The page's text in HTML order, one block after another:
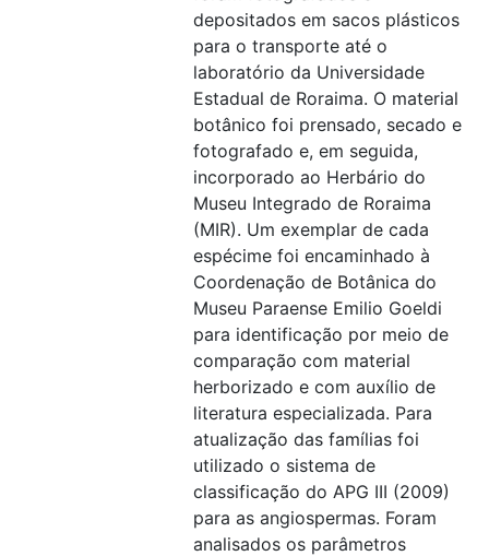
depositados em sacos plásticos
para o transporte até o
laboratório da Universidade
Estadual de Roraima. O material
botânico foi prensado, secado e
fotografado e, em seguida,
incorporado ao Herbário do
Museu Integrado de Roraima
(MIR). Um exemplar de cada
espécime foi encaminhado à
Coordenação de Botânica do
Museu Paraense Emilio Goeldi
para identificação por meio de
comparação com material
herborizado e com auxílio de
literatura especializada. Para
atualização das famílias foi
utilizado o sistema de
classificação do APG III (2009)
para as angiospermas. Foram
analisados os parâmetros